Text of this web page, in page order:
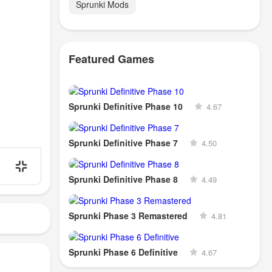
Sprunki Mods
Featured Games
Sprunki Definitive Phase 10 4.67
Sprunki Definitive Phase 7 4.50
Sprunki Definitive Phase 8 4.49
Sprunki Phase 3 Remastered 4.81
Sprunki Phase 6 Definitive 4.67